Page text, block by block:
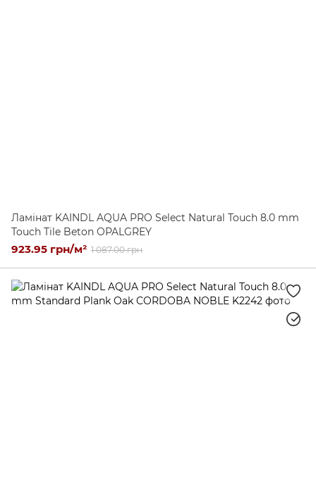
Ламінат KAINDL AQUA PRO Select Natural Touch 8.0 mm
Touch Tile Beton OPALGREY
923.95 грн/м² 1 087.00 грн